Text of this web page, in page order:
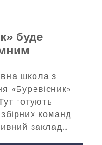
буде
—
школа з
«Буревісник»
готують
команд
заклад